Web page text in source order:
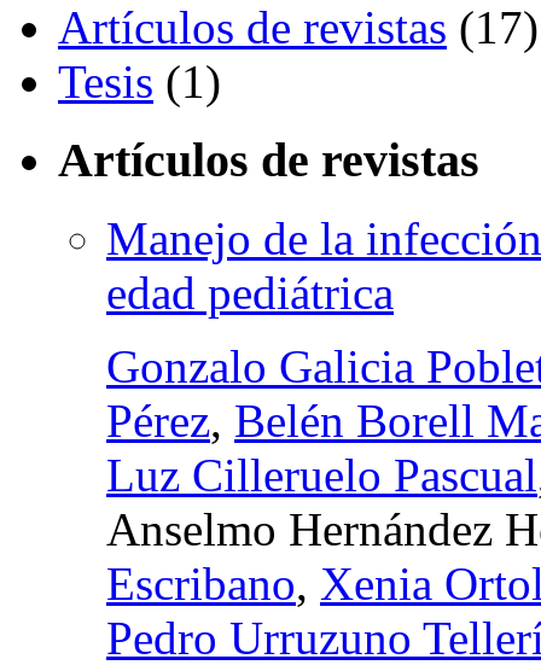
Artículos de revistas (17)
Tesis (1)
Artículos de revistas
Manejo de la
edad pediátrica
Gonzalo Galicia
Pérez, Belén Borell
Luz Cilleruelo Pascual
Anselmo Hernández
Escribano, Xenia
Pedro Urruzuno